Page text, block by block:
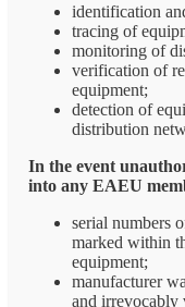
identification
tracing of
monitoring of
verification of
equipment;
detection of
distribution
In the event
into any EAEU
serial numbers
marked within
equipment;
manufacturer
and irrevocably